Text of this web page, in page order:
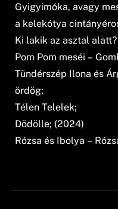
Gyigyimóka, avagy
a kelekótya
Ki lakik az asztal alatt?
Pom Pom meséi –
Tündérszép Ilona és
ördög;
Télen Telelek;
Dödölle; (2024)
Rózsa és Ibolya –